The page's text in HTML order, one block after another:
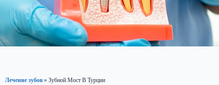
Лечение зубов » Зубной Мост В Турции